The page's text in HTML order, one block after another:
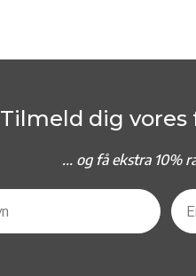
Tilmeld dig vores
... og få ekstra 10%